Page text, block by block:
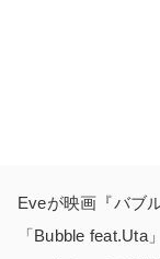
Eveが映画『バブ
「Bubble feat.Uta